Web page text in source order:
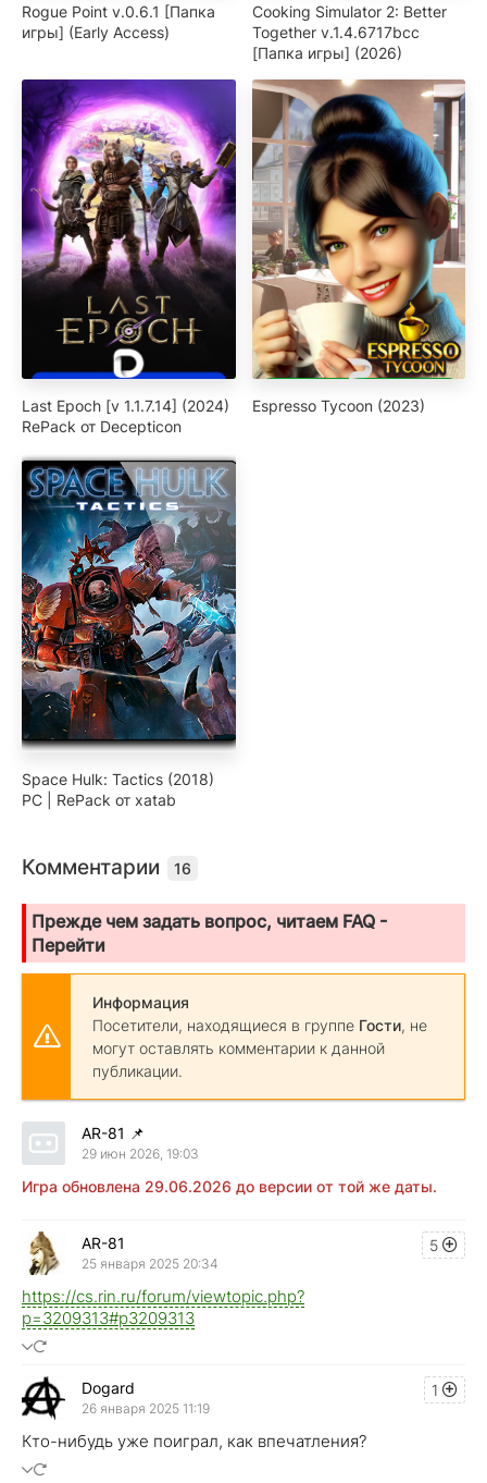
Rogue Point v.0.6.1 [Папка
игры] (Early Access)
Cooking Simulator 2: Better
Together v.1.4.6717bcc
[Папка игры] (2026)
Last Epoch [v 1.1.7.14] (2024)
RePack от Decepticon
Espresso Tycoon (2023)
Space Hulk: Tactics (2018)
PC | RePack от xatab
Комментарии 16
Прежде чем задать вопрос, читаем FAQ -
Перейти
Информация
Посетители, находящиеся в группе Гости, не
могут оставлять комментарии к данной
публикации.
AR-81 📌
29 июн 2026, 19:03
Игра обновлена 29.06.2026 до версии от той же даты.
5
AR-81
25 января 2025 20:34
https://cs.rin.ru/forum/viewtopic.php?
p=3209313#p3209313
1
Dogard
26 января 2025 11:19
Кто-нибудь уже поиграл, как впечатления?